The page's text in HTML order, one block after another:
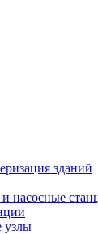
зданий
насосные
узлы